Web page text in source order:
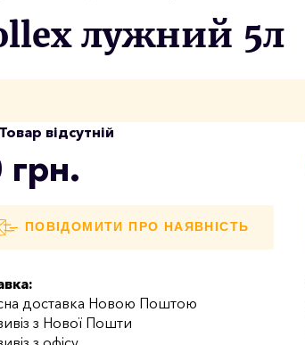
лужний 5л
Товар відсутній
грн.
ПОВІДОМИТИ ПРО НАЯВНІСТЬ
доставка Новою Поштою
з Нової Пошти